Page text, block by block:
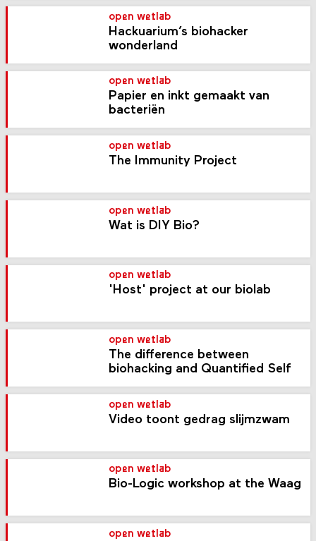
open wetlab
Hackuarium’s biohacker
wonderland
open wetlab
Papier en inkt gemaakt van
bacteriën
open wetlab
The Immunity Project
open wetlab
Wat is DIY Bio?
open wetlab
'Host' project at our biolab
open wetlab
The difference between
biohacking and Quantified Self
open wetlab
Video toont gedrag slijmzwam
open wetlab
Bio-Logic workshop at the Waag
open wetlab